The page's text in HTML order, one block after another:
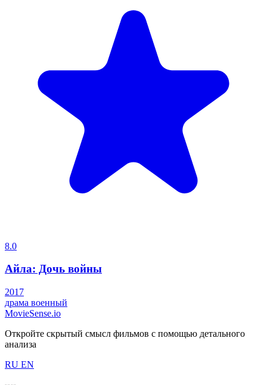
8.0
Айла: Дочь войны
2017
драма военный
MovieSense.io
Откройте скрытый смысл фильмов с помощью детального
анализа
RU EN